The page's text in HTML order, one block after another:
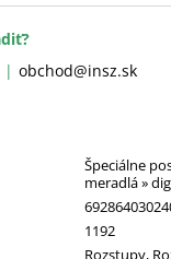
obchod@insz.sk
Špeciálne
meradlá »
1192
Rozstupy,